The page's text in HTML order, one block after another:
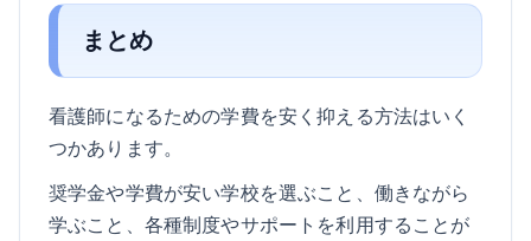
まとめ
看護師になるための学費を安く抑える方法はいく
つかあります。
奨学金や学費が安い学校を選ぶこと、働きながら
学ぶこと、各種制度やサポートを利用することが